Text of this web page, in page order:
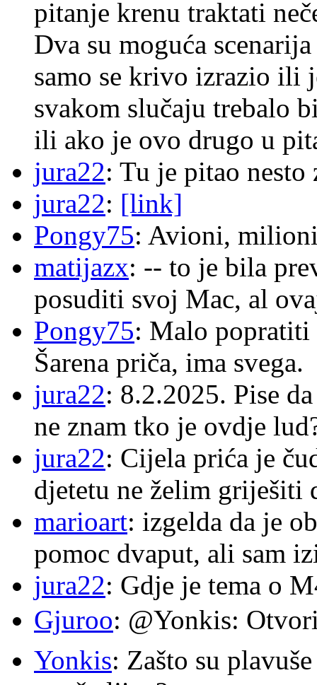
pitanje krenu traktati
Dva su moguća
samo se krivo izrazio ili
svakom slučaju trebalo
ili ako je ovo drugo u
jura22: Tu je pitao
jura22: [link]
Pongy75: Avioni,
matijazx: -- to je bila
posuditi svoj Mac, al
Pongy75: Malo popratiti
Šarena priča, ima svega.
jura22: 8.2.2025. Pise
ne znam tko je ovdje
jura22: Cijela prića je
djetetu ne želim griješiti
marioart: izgelda da je
pomoc dvaput, ali sam
jura22: Gdje je tema o
Gjuroo: @Yonkis:
Yonkis: Zašto su